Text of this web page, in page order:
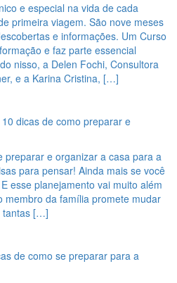
e especial na vida de cada
primeira viagem. São nove meses
e informações. Um Curso
e faz parte essencial
nisso, a Delen Fochi, Consultora
e a Karina Cristina, […]
dicas de como preparar e
preparar e organizar a casa para a
para pensar! Ainda mais se você
esse planejamento vai muito além
membro da família promete mudar
tantas […]
de como se preparar para a